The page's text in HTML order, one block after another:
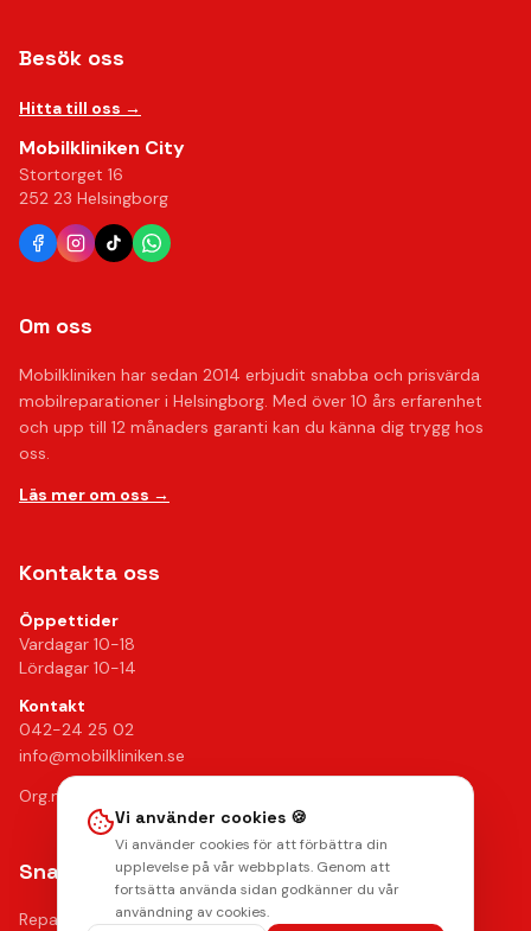
Besök oss
Hitta till oss →
Mobilkliniken City
Stortorget 16
252 23 Helsingborg
Om oss
Mobilkliniken har sedan 2014 erbjudit snabba och prisvärda
mobilreparationer i Helsingborg. Med över 10 års erfarenhet
och upp till 12 månaders garanti kan du känna dig trygg hos
oss.
Läs mer om oss →
Kontakta oss
Öppettider
Vardagar 10-18
Lördagar 10-14
Kontakt
042-24 25 02
info@mobilkliniken.se
Org.nr: 556946-9199
Snabblänkar
Reparationer
Vi använder cookies 🍪
Vi använder cookies för att förbättra din
upplevelse på vår webbplats. Genom att
fortsätta använda sidan godkänner du vår
användning av cookies.